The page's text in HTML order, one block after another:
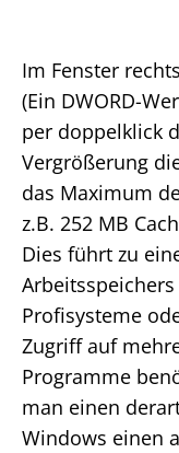
Im Fenster
(Ein DWORD-
per doppelklick
Vergrößerung
das Maximum
z.B. 252 MB
Dies führt zu
Profisysteme
Zugriff auf
Programme
man einen
Windows einen